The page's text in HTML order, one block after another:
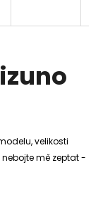
velikosti
mě zeptat -